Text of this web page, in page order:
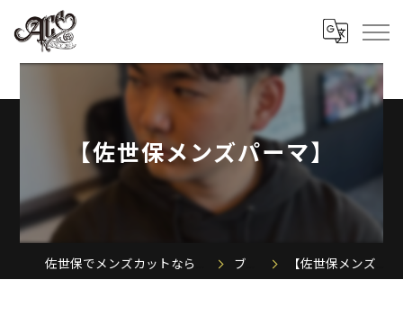
【佐世保メンズパーマ】
ブログ 【佐世保メンズパーマ】